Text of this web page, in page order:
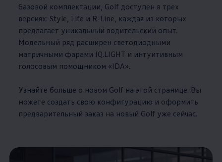
базовой комплектации, Golf доступен в трех
версиях: Style, Life и R-Line, каждая из которых
предлагает уникальный водительский опыт.
Модельный ряд расширен светодиодными
матричными фарами IQ.LIGHT и интуитивным
голосовым помощником «IDA».
Узнайте больше о новом Golf на этой странице. Вы
можете создать свою конфигурацию и оформить
предварительный заказ на новый Golf уже сейчас.